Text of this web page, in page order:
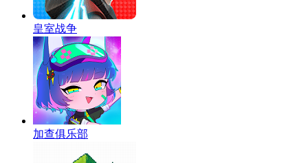
皇室战争
加查俱乐部